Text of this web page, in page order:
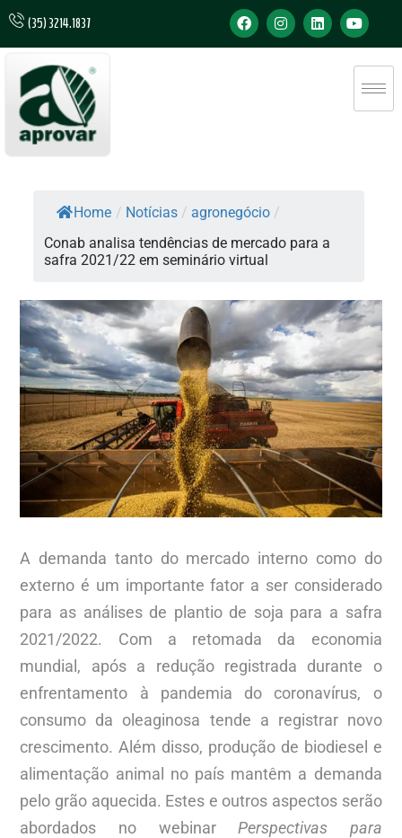
(35) 3214.1837
Home / Notícias / agronegócio /
Conab analisa tendências de mercado para a
safra 2021/22 em seminário virtual
A demanda tanto do mercado interno como do
externo é um importante fator a ser considerado
para as análises de plantio de soja para a safra
2021/2022. Com a retomada da economia
mundial, após a redução registrada durante o
enfrentamento à pandemia do coronavírus, o
consumo da oleaginosa tende a registrar novo
crescimento. Além disso, produção de biodiesel e
alimentação animal no país mantêm a demanda
pelo grão aquecida. Estes e outros aspectos serão
abordados no webinarPerspectivas para